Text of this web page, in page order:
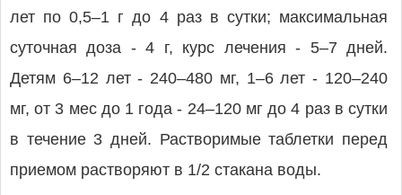
лет по 0,5–1 г до 4 раз в сутки; максимальная
суточная доза - 4 г, курс лечения - 5–7 дней.
Детям 6–12 лет - 240–480 мг, 1–6 лет - 120–240
мг, от 3 мес до 1 года - 24–120 мг до 4 раз в сутки
в течение 3 дней. Растворимые таблетки перед
приемом растворяют в 1/2 стакана воды.